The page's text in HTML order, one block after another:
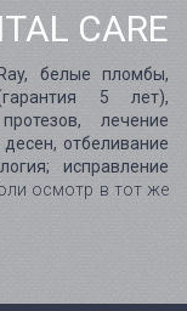
CARE
белые пломбы,
5 лет),
лечение
отбеливание
исправление
осмотр в тот же